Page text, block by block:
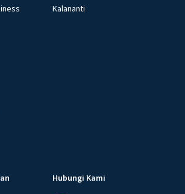
Kalananti
Hubungi Kami